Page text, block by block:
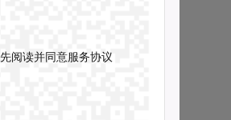
阅读并同意服务协议